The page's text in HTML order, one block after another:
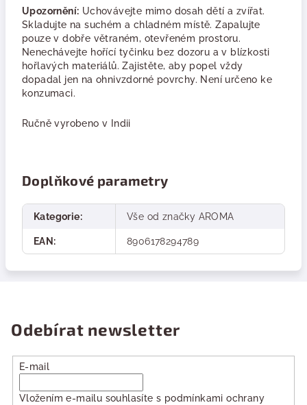
Upozornění: Uchovávejte mimo dosah dětí a zvířat.
Skladujte na suchém a chladném místě. Zapalujte
pouze v dobře větraném, otevřeném prostoru.
Nenechávejte hořící tyčinku bez dozoru a v blízkosti
hořlavých materiálů. Zajistěte, aby popel vždy
dopadal jen na ohnivzdorné povrchy. Není určeno ke
konzumaci.
Ručně vyrobeno v Indii
Doplňkové parametry
Kategorie: Vše od značky AROMA
EAN : 8906178294789
Odebírat newsletter
E-mail
Vložením e-mailu souhlasíte s podmínkami ochrany